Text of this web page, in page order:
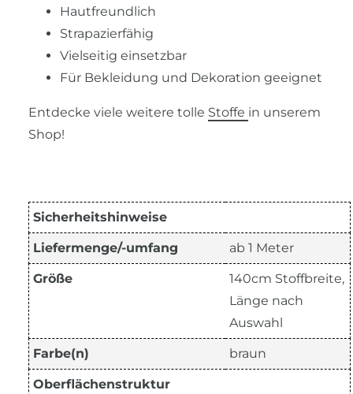
Hautfreundlich
Strapazierfähig
Vielseitig einsetzbar
Für Bekleidung und Dekoration geeignet
Entdecke viele weitere tolle Stoffe in unserem
Shop!
Sicherheitshinweise
Liefermenge/-umfang ab 1 Meter
Größe
140cm Stoffbreite,
Länge nach
Auswahl
Farbe(n) braun
Oberflächenstruktur